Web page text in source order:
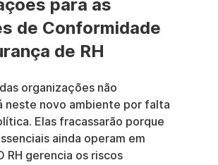
para as
de Conformidade
de RH
organizações não
neste novo ambiente por falta
Elas fracassarão porque
ainda operam em
RH gerencia os riscos